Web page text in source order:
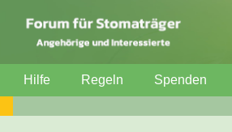
Hilfe Regeln Spenden